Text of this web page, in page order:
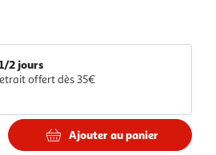
2 jours
offert dès 35€
Ajouter au panier